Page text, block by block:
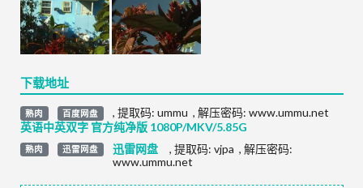
下载地址
熟肉 百度网盘
英语中英双字 官方纯净版 1080P/MKV/5.85G
, 提取码: ummu , 解压密码: www.ummu.net
熟肉 迅雷网盘 迅雷网盘 , 提取码: vjpa , 解压密码:
www.ummu.net